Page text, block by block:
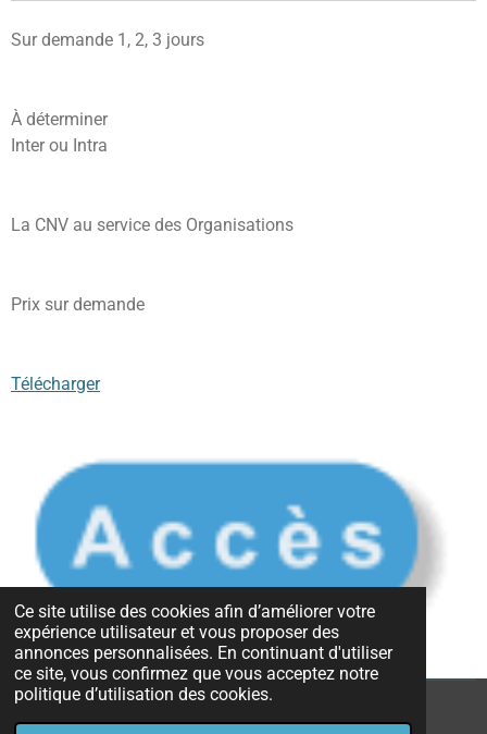
Ce site utilise des cookies afin d’améliorer votre
expérience utilisateur et vous proposer des
annonces personnalisées. En continuant d'utiliser
ce site, vous confirmez que vous acceptez notre
politique d’utilisation des cookies.
Sur demande 1, 2, 3 jours
À déterminer
Inter ou Intra
La CNV au service des Organisations
Prix sur demande
Télécharger